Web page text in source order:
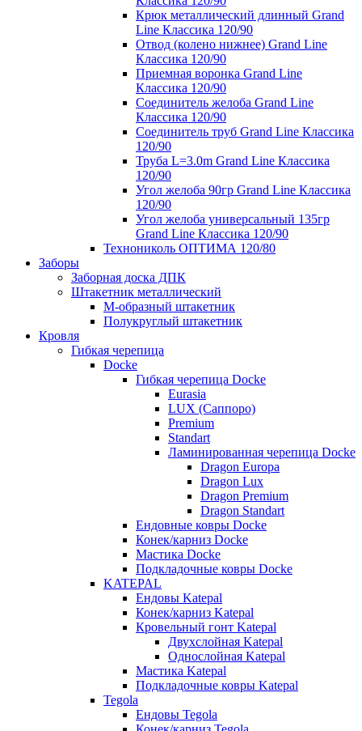
Крюк металлический длинный Grand
Line Классика 120/90
Отвод (колено нижнее) Grand Line
Классика 120/90
Приемная воронка Grand Line
Классика 120/90
Соединитель желоба Grand Line
Классика 120/90
Соединитель труб Grand Line Классика
120/90
Труба L=3.0m Grand Line Классика
120/90
Угол желоба 90гр Grand Line Классика
120/90
Угол желоба универсальный 135гр
Grand Line Классика 120/90
Технониколь ОПТИМА 120/80
Заборы
Заборная доска ДПК
Штакетник металлический
М-образный штакетник
Полукруглый штакетник
Кровля
Гибкая черепица
Docke
Гибкая черепица Docke
Eurasia
LUX (Саппоро)
Premium
Standart
Ламинированная черепица Docke
Dragon Europa
Dragon Lux
Dragon Premium
Dragon Standart
Ендовные ковры Docke
Конек/карниз Docke
Мастика Docke
Подкладочные ковры Docke
KATEPAL
Ендовы Katepal
Конек/карниз Katepal
Кровельный гонт Katepal
Двухслойная Katepal
Однослойная Katepal
Мастика Katepal
Подкладочные ковры Katepal
Tegola
Ендовы Tegola